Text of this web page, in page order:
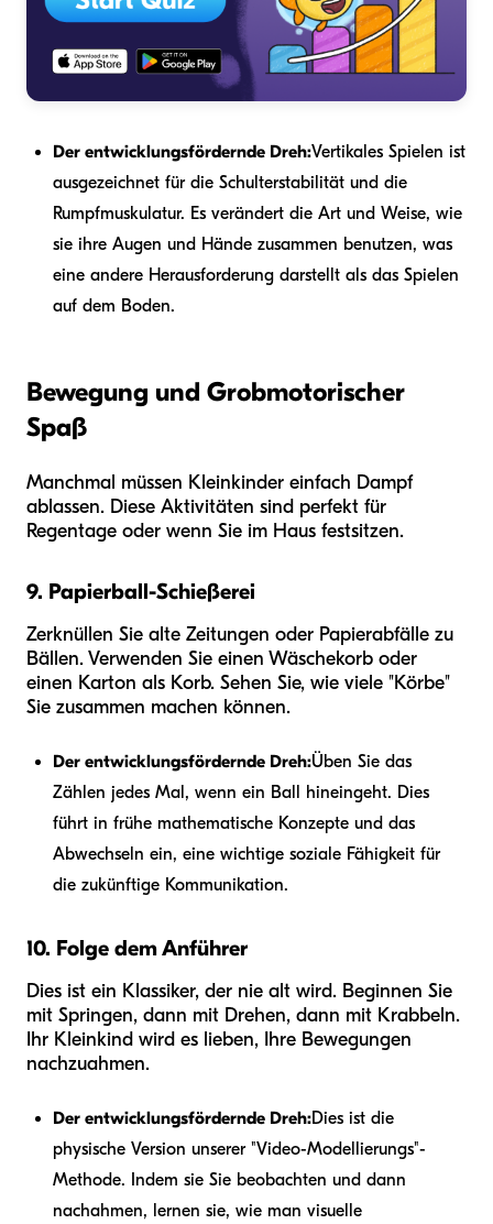
Der entwicklungsfördernde Dreh:Vertikales Spielen ist
ausgezeichnet für die Schulterstabilität und die
Rumpfmuskulatur. Es verändert die Art und Weise, wie
sie ihre Augen und Hände zusammen benutzen, was
eine andere Herausforderung darstellt als das Spielen
auf dem Boden.
Bewegung und Grobmotorischer
Spaß
Manchmal müssen Kleinkinder einfach Dampf
ablassen. Diese Aktivitäten sind perfekt für
Regentage oder wenn Sie im Haus festsitzen.
9. Papierball-Schießerei
Zerknüllen Sie alte Zeitungen oder Papierabfälle zu
Bällen. Verwenden Sie einen Wäschekorb oder
einen Karton als Korb. Sehen Sie, wie viele "Körbe"
Sie zusammen machen können.
Der entwicklungsfördernde Dreh:Üben Sie das
Zählen jedes Mal, wenn ein Ball hineingeht. Dies
führt in frühe mathematische Konzepte und das
Abwechseln ein, eine wichtige soziale Fähigkeit für
die zukünftige Kommunikation.
10. Folge dem Anführer
Dies ist ein Klassiker, der nie alt wird. Beginnen Sie
mit Springen, dann mit Drehen, dann mit Krabbeln.
Ihr Kleinkind wird es lieben, Ihre Bewegungen
nachzuahmen.
Der entwicklungsfördernde Dreh:Dies ist die
physische Version unserer "Video-Modellierungs"-
Methode. Indem sie Sie beobachten und dann
nachahmen, lernen sie, wie man visuelle